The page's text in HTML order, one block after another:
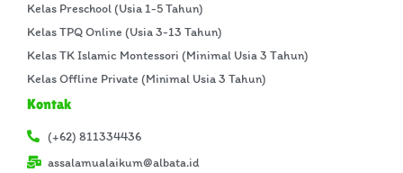
Kelas Preschool (Usia 1-5 Tahun)
Kelas TPQ Online (Usia 3-13 Tahun)
Kelas TK Islamic Montessori (Minimal Usia 3 Tahun)
Kelas Offline Private (Minimal Usia 3 Tahun)
Kontak
(+62) 811334436
assalamualaikum@albata.id